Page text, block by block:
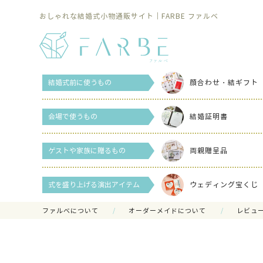
おしゃれな結婚式小物通販サイト｜FARBE ファルベ
結婚式前に使うもの 顔合わせ・結ギフト
会場で使うもの 結婚証明書
ゲストや家族に贈るもの 両親贈呈品
式を盛り上げる演出アイテム ウェディング宝くじ
ファルべについて オーダーメイドについて レビュ